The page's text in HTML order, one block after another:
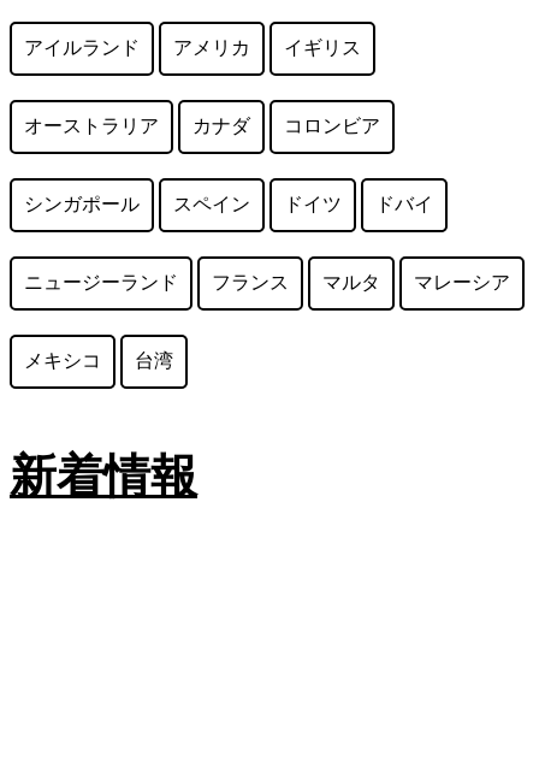
アイルランド アメリカ イギリス
オーストラリア カナダ コロンビア
シンガポール スペイン ドイツ ドバイ
ニュージーランド フランス マルタ マレーシア
メキシコ 台湾
新着情報